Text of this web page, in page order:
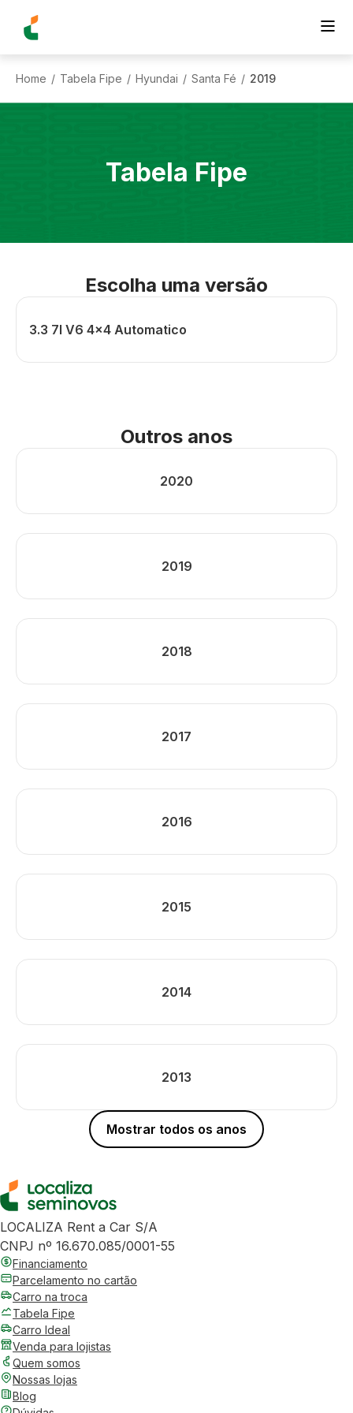
Home / Tabela Fipe / Hyundai / Santa Fé / 2019
Tabela Fipe
Escolha uma versão
3.3 7l V6 4x4 Automatico
Outros anos
2020
2019
2018
2017
2016
2015
2014
2013
Mostrar todos os anos
LOCALIZA Rent a Car S/A
CNPJ nº 16.670.085/0001-55
Financiamento
Parcelamento no cartão
Carro na troca
Tabela Fipe
Carro Ideal
Venda para lojistas
Quem somos
Nossas lojas
Blog